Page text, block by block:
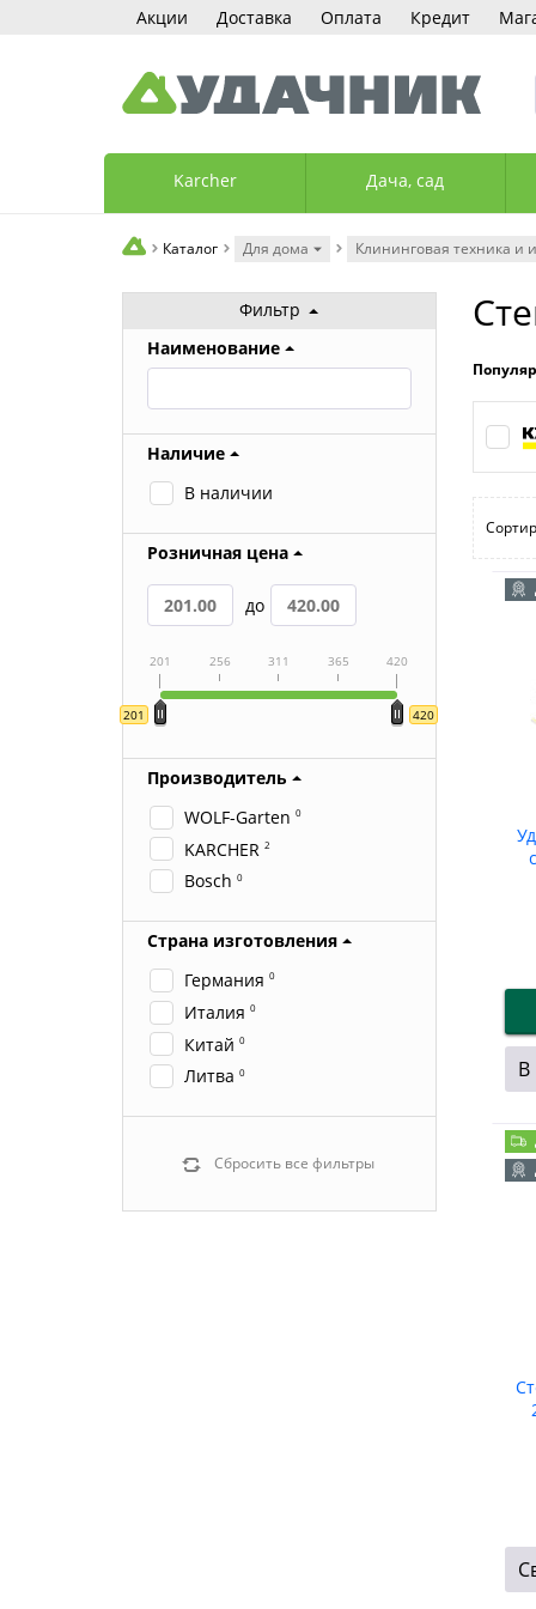
Акции Доставка Оплата Кредит
Karcher Дача, сад
Каталог Для дома Клининговая техника и
Фильтр
Наименование
Наличие
В наличии
Розничная цена
до
201 420
201 256 311 365 420
Производитель
WOLF-Garten 0
KARCHER 2
Bosch 0
Страна изготовления
Германия 0
Италия 0
Китай 0
Литва 0
Сбросить все фильтры
В